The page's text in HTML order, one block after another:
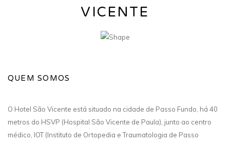
VICENTE
QUEM SOMOS
O Hotel São Vicente está situado na cidade de Passo Fundo, há 40
metros do HSVP (Hospital São Vicente de Paula), junto ao centro
médico, IOT (Instituto de Ortopedia e Traumatologia de Passo